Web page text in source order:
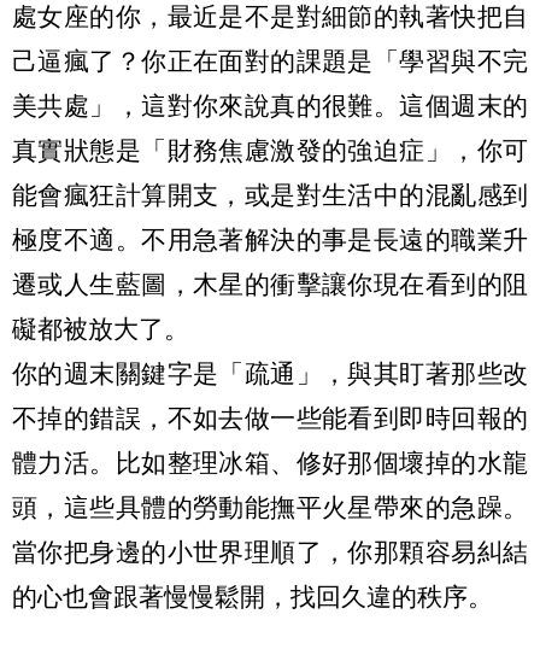
處女座的你，最近是不是對細節的執著快把自
己逼瘋了？你正在面對的課題是「學習與不完
美共處」，這對你來說真的很難。這個週末的
真實狀態是「財務焦慮激發的強迫症」，你可
能會瘋狂計算開支，或是對生活中的混亂感到
極度不適。不用急著解決的事是長遠的職業升
遷或人生藍圖，木星的衝擊讓你現在看到的阻
礙都被放大了。
你的週末關鍵字是「疏通」，與其盯著那些改
不掉的錯誤，不如去做一些能看到即時回報的
體力活。比如整理冰箱、修好那個壞掉的水龍
頭，這些具體的勞動能撫平火星帶來的急躁。
當你把身邊的小世界理順了，你那顆容易糾結
的心也會跟著慢慢鬆開，找回久違的秩序。